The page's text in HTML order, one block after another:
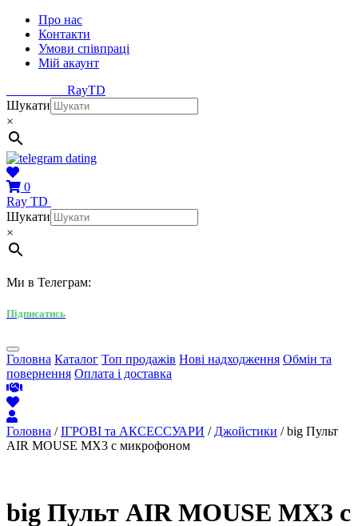
Про нас
Контакти
Умови співпраці
Мій акаунт
RayTD
Шукати
×
0
Ray TD
Шукати
×
Ми в Телеграм:
Підписатись
Головна Каталог Топ продажів Нові надходження Обмін та
повернення Оплата і доставка
Головна /ІГРОВІ та АКСЕССУАРИ / Джойстики / big Пульт
AIR MOUSE MX3 с микрофоном
big Пульт AIR MOUSE MX3 с